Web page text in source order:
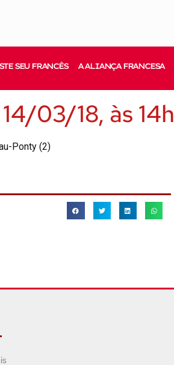
SEU FRANCÊS A ALIANÇA FRANCESA
03/18, às 14h